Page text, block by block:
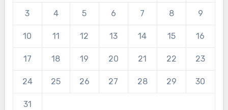
3 4 5 6 7 8 9
10 11 12 13 14 15 16
17 18 19 20 21 22 23
24 25 26 27 28 29 30
31